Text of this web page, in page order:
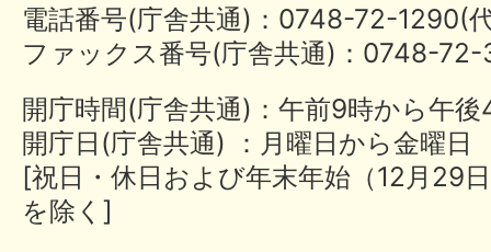
電話番号(庁舎共通)：0748-72-
ファックス番号(庁舎共通)：0748-
開庁時間(庁舎共通)：午前9時から午
開庁日(庁舎共通) ：月曜日から金曜日
[祝日・休日および年末年始（12月29
を除く]